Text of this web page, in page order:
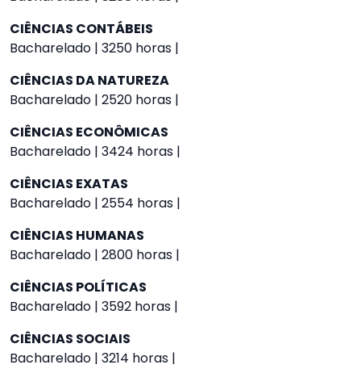
CIÊNCIAS CONTÁBEIS
Bacharelado | 3250 horas |
CIÊNCIAS DA NATUREZA
Bacharelado | 2520 horas |
CIÊNCIAS ECONÔMICAS
Bacharelado | 3424 horas |
CIÊNCIAS EXATAS
Bacharelado | 2554 horas |
CIÊNCIAS HUMANAS
Bacharelado | 2800 horas |
CIÊNCIAS POLÍTICAS
Bacharelado | 3592 horas |
CIÊNCIAS SOCIAIS
Bacharelado | 3214 horas |